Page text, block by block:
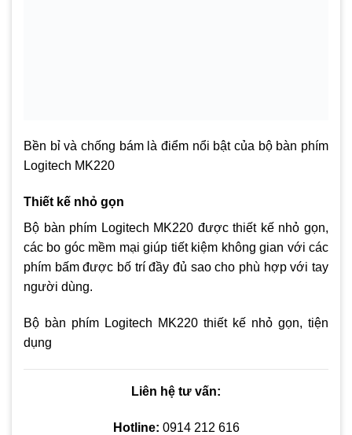
Bền bỉ và chống bám là điểm nổi bật của bộ bàn phím
Logitech MK220
Thiết kế nhỏ gọn
Bộ bàn phím Logitech MK220 được thiết kế nhỏ gọn,
các bo góc mềm mại giúp tiết kiệm không gian với các
phím bấm được bố trí đầy đủ sao cho phù hợp với tay
người dùng.
Bộ bàn phím Logitech MK220 thiết kế nhỏ gọn, tiện
dụng
Liên hệ tư vấn:
Hotline: 0914 212 616